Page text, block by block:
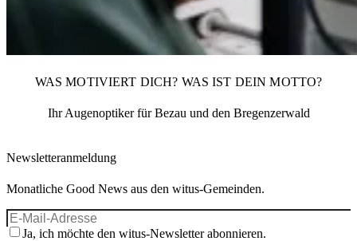
WAS MOTIVIERT DICH? WAS IST DEIN MOTTO?
Ihr Augenoptiker für Bezau und den Bregenzerwald
Newsletteranmeldung
Monatliche Good News aus den witus-Gemeinden.
Ja, ich möchte den witus-Newsletter abonnieren.